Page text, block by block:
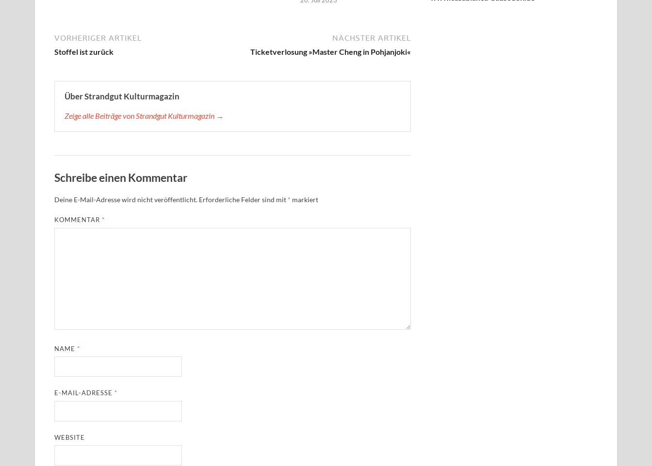
VORHERIGER ARTIKEL
Stoffel ist zurück
NÄCHSTER ARTIKEL
Ticketverlosung »Master Cheng in Pohjanjoki«
Über Strandgut Kulturmagazin
Zeige alle Beiträge von Strandgut Kulturmagazin →
Schreibe einen Kommentar
Deine E-Mail-Adresse wird nicht veröffentlicht. Erforderliche Felder sind mit * markiert
KOMMENTAR *
NAME *
E-MAIL-ADRESSE *
WEBSITE